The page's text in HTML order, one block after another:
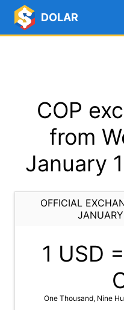
DOLAR
COP
from
January
OFFICIAL
1 USD =
One Thousand, Nine